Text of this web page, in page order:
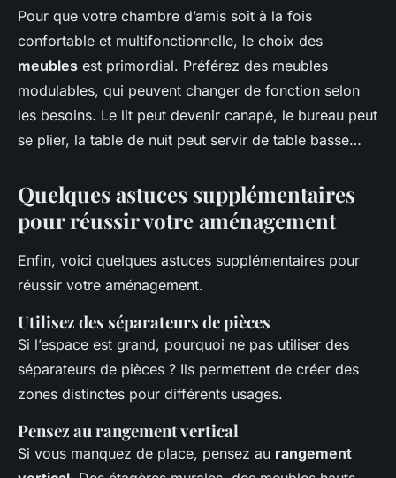
Pour que votre chambre d’amis soit à la fois
confortable et multifonctionnelle, le choix des
meubles est primordial. Préférez des meubles
modulables, qui peuvent changer de fonction selon
les besoins. Le lit peut devenir canapé, le bureau peut
se plier, la table de nuit peut servir de table basse…
Quelques astuces supplémentaires
pour réussir votre aménagement
Enfin, voici quelques astuces supplémentaires pour
réussir votre aménagement.
Utilisez des séparateurs de pièces
Si l’espace est grand, pourquoi ne pas utiliser des
séparateurs de pièces ? Ils permettent de créer des
zones distinctes pour différents usages.
Pensez au rangement vertical
Si vous manquez de place, pensez au rangement